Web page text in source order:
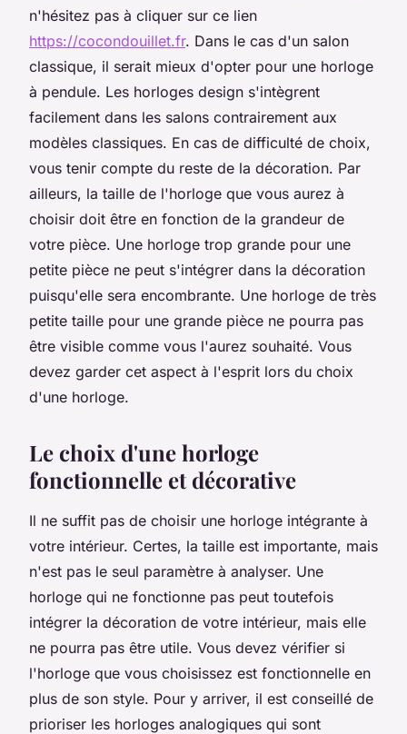
n'hésitez pas à cliquer sur ce lien
https://cocondouillet.fr. Dans le cas d'un salon
classique, il serait mieux d'opter pour une horloge
à pendule. Les horloges design s'intègrent
facilement dans les salons contrairement aux
modèles classiques. En cas de difficulté de choix,
vous tenir compte du reste de la décoration. Par
ailleurs, la taille de l'horloge que vous aurez à
choisir doit être en fonction de la grandeur de
votre pièce. Une horloge trop grande pour une
petite pièce ne peut s'intégrer dans la décoration
puisqu'elle sera encombrante. Une horloge de très
petite taille pour une grande pièce ne pourra pas
être visible comme vous l'aurez souhaité. Vous
devez garder cet aspect à l'esprit lors du choix
d'une horloge.
Le choix d'une horloge
fonctionnelle et décorative
Il ne suffit pas de choisir une horloge intégrante à
votre intérieur. Certes, la taille est importante, mais
n'est pas le seul paramètre à analyser. Une
horloge qui ne fonctionne pas peut toutefois
intégrer la décoration de votre intérieur, mais elle
ne pourra pas être utile. Vous devez vérifier si
l'horloge que vous choisissez est fonctionnelle en
plus de son style. Pour y arriver, il est conseillé de
prioriser les horloges analogiques qui sont